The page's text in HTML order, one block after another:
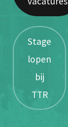
Stage
lopen
bij
TTR